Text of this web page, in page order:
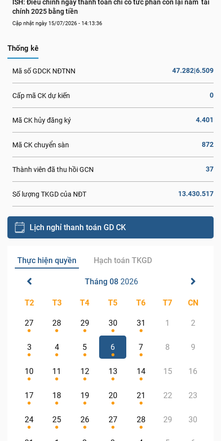
ISH: Điều chỉnh ngày thanh toán chi cổ tức phần còn lại năm  tài
chính 2025 bằng tiền
Cập nhật ngày 15/07/2026 - 14:13:36
Thống kê
Mã số GDCK NĐTNN 47.282|6.509
Cấp mã CK dự kiến 0
Mã CK hủy đăng ký 4.401
Mã CK chuyển sàn 872
Thành viên đã thu hồi GCN 37
Số lượng TKGD của NĐT 13.430.517
Lịch nghỉ thanh toán GD CK
Thực hiện quyền Hạch toán TKGD
Tháng 08 2026
T2 T3 T4 T5 T6 T7 CN
27 28 29 30 31 1 2
3 4 5 6 7 8 9
10 11 12 13 14 15 16
17 18 19 20 21 22 23
24 25 26 27 28 29 30